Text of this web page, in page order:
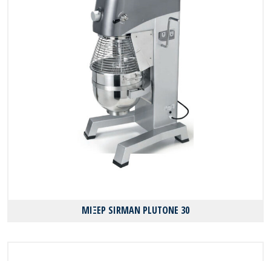
ΜΙΞΕΡ SIRMAN PLUTONE 30